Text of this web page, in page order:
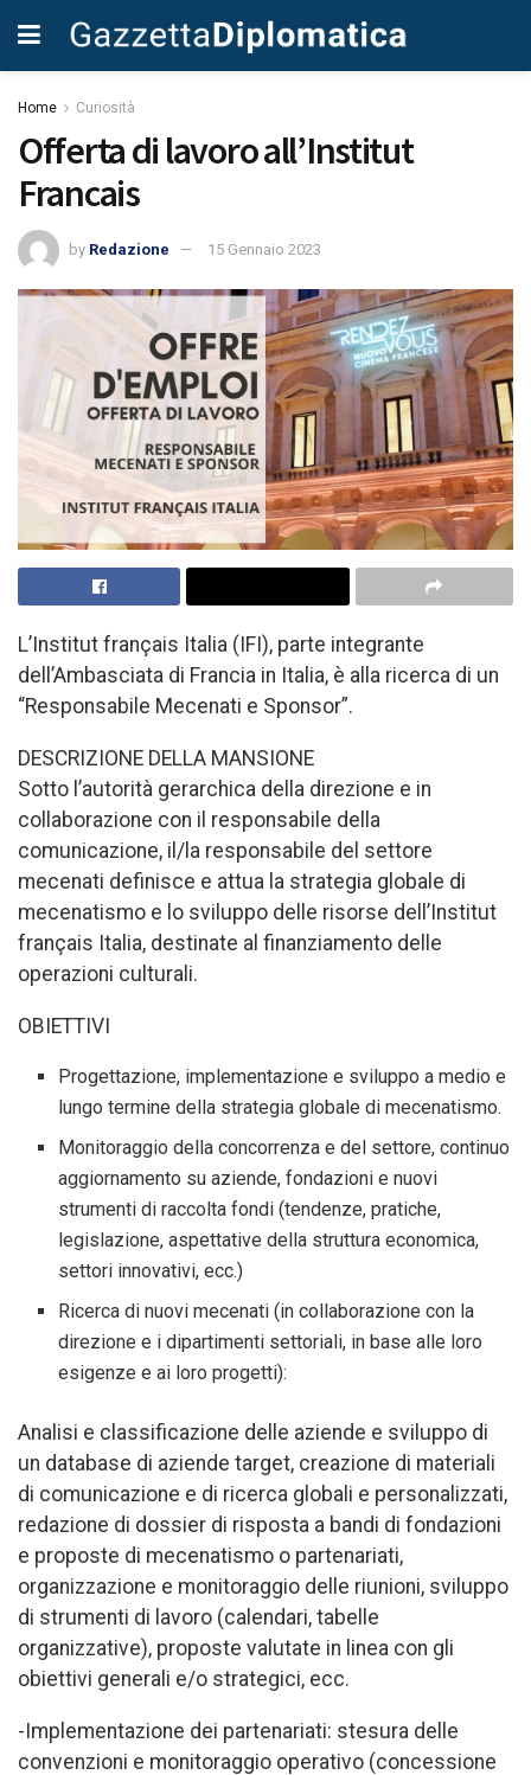
Home Curiosità
Offerta di lavoro all’Institut
Francais
by Redazione 15 Gennaio 2023
L’Institut français Italia (IFI), parte integrante
dell’Ambasciata di Francia in Italia, è alla ricerca di un
“Responsabile Mecenati e Sponsor”.
DESCRIZIONE DELLA MANSIONE
Sotto l’autorità gerarchica della direzione e in
collaborazione con il responsabile della
comunicazione, il/la responsabile del settore
mecenati definisce e attua la strategia globale di
mecenatismo e lo sviluppo delle risorse dell’Institut
français Italia, destinate al finanziamento delle
operazioni culturali.
OBIETTIVI
Progettazione, implementazione e sviluppo a medio e
lungo termine della strategia globale di mecenatismo.
Monitoraggio della concorrenza e del settore, continuo
aggiornamento su aziende, fondazioni e nuovi
strumenti di raccolta fondi (tendenze, pratiche,
legislazione, aspettative della struttura economica,
settori innovativi, ecc.)
Ricerca di nuovi mecenati (in collaborazione con la
direzione e i dipartimenti settoriali, in base alle loro
esigenze e ai loro progetti):
Analisi e classificazione delle aziende e sviluppo di
un database di aziende target, creazione di materiali
di comunicazione e di ricerca globali e personalizzati,
redazione di dossier di risposta a bandi di fondazioni
e proposte di mecenatismo o partenariati,
organizzazione e monitoraggio delle riunioni, sviluppo
di strumenti di lavoro (calendari, tabelle
organizzative), proposte valutate in linea con gli
obiettivi generali e/o strategici, ecc.
-Implementazione dei partenariati: stesura delle
convenzioni e monitoraggio operativo (concessione